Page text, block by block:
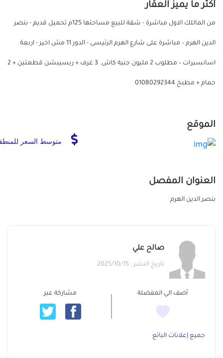
أكثر ما يميز العقار
من الماللك الاول مباشرة - شقة للبيع مساحتها 125م تحميل قديم - بنصر
الدين الهرم – مباشرة على شارع الهرم الرئيسى - الدور 11 مش اخير - اربعة
اسانسيرات – مطلوب 2 مليون جنية كاش. 3 غرف + ريسيبشن قطعتين + 2
حمام + مطبخ 01080292344
الموقع
متوسط السعر
العنوان المفصل
بنصر الدين الهرم
صالح علي
تاريخ النشر : 2025/10/15
أضف الي المفضلة مشاركة عبر
جميع إعلانات البائع